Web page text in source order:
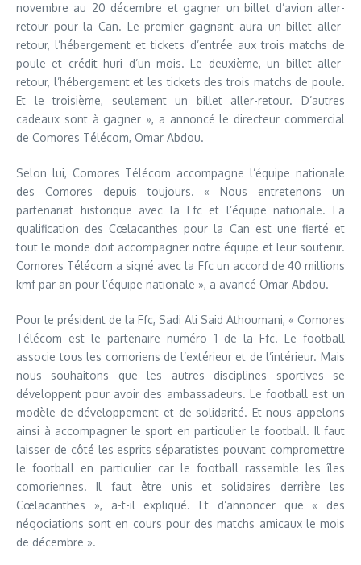
novembre au 20 décembre et gagner un billet d’avion aller-
retour pour la Can. Le premier gagnant aura un billet aller-
retour, l’hébergement et tickets d’entrée aux trois matchs de
poule et crédit huri d’un mois. Le deuxième, un billet aller-
retour, l’hébergement et les tickets des trois matchs de poule.
Et le troisième, seulement un billet aller-retour. D’autres
cadeaux sont à gagner », a annoncé le directeur commercial
de Comores Télécom, Omar Abdou.
Selon lui, Comores Télécom accompagne l’équipe nationale
des Comores depuis toujours. « Nous entretenons un
partenariat historique avec la Ffc et l’équipe nationale. La
qualification des Cœlacanthes pour la Can est une fierté et
tout le monde doit accompagner notre équipe et leur soutenir.
Comores Télécom a signé avec la Ffc un accord de 40 millions
kmf par an pour l’équipe nationale », a avancé Omar Abdou.
Pour le président de la Ffc, Sadi Ali Said Athoumani, « Comores
Télécom est le partenaire numéro 1 de la Ffc. Le football
associe tous les comoriens de l’extérieur et de l’intérieur. Mais
nous souhaitons que les autres disciplines sportives se
développent pour avoir des ambassadeurs. Le football est un
modèle de développement et de solidarité. Et nous appelons
ainsi à accompagner le sport en particulier le football. Il faut
laisser de côté les esprits séparatistes pouvant compromettre
le football en particulier car le football rassemble les îles
comoriennes. Il faut être unis et solidaires derrière les
Cœlacanthes », a-t-il expliqué. Et d’annoncer que « des
négociations sont en cours pour des matchs amicaux le mois
de décembre ».